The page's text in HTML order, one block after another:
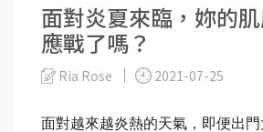
面對炎夏來臨，妳的
應戰了嗎？
Ria Rose 2021-07-25
面對越來越炎熱的天氣，即便出